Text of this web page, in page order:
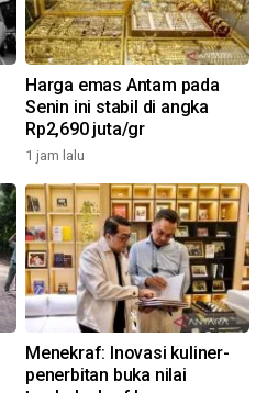
Harga emas Antam pada
Senin ini stabil di angka
Rp2,690 juta/gr
1 jam lalu
Menekraf: Inovasi kuliner-
penerbitan buka nilai